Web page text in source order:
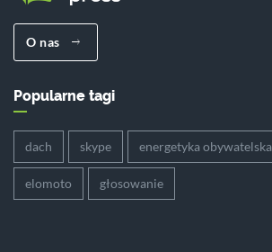
O nas
Popularne tagi
dach skype energetyka obywatelska
elomoto głosowanie